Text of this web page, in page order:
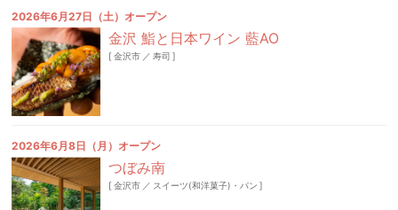
2026年6月27日（土）オープン
金沢 鮨と日本ワイン 藍AO
[金沢市 ／ 寿司 ]
2026年6月8日（月）オープン
つぼみ南
[金沢市 ／ スイーツ(和洋菓子)・パン ]